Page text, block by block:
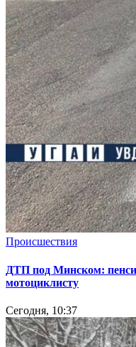
Происшествия
ДТП под Минском:
мотоциклисту
Сегодня, 10:37